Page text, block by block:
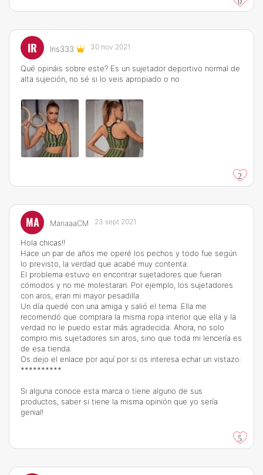
IR Iris333 30 nov 2021
Qué opináis sobre este? Es un sujetador deportivo normal de
alta sujeción, no sé si lo veis apropiado o no
2
MA MariaaaCM 23 sept 2021
Hola chicas!!
Hace un par de años me operé los pechos y todo fue según
lo previsto, la verdad que acabé muy contenta.
El problema estuvo en encontrar sujetadores que fueran
cómodos y no me molestaran. Por ejemplo, los sujetadores
con aros, eran mi mayor pesadilla.
Un día quedé con una amiga y salió el tema. Ella me
recomendó que comprara la misma ropa interior que ella y la
verdad no le puedo estar más agradecida. Ahora, no solo
compro mis sujetadores sin aros, sino que toda mi lencería es
de esa tienda.
Os dejo el enlace por aquí por si os interesa echar un vistazo:
**********
Si alguna conoce esta marca o tiene alguno de sus
productos, saber si tiene la misma opinión que yo sería
genial!
5